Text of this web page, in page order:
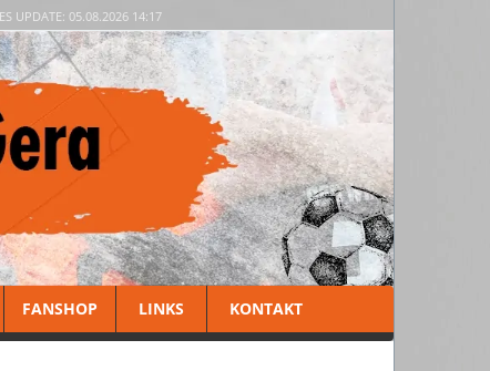
UPDATE: 05.08.2026 14:17
FANSHOP LINKS KONTAKT